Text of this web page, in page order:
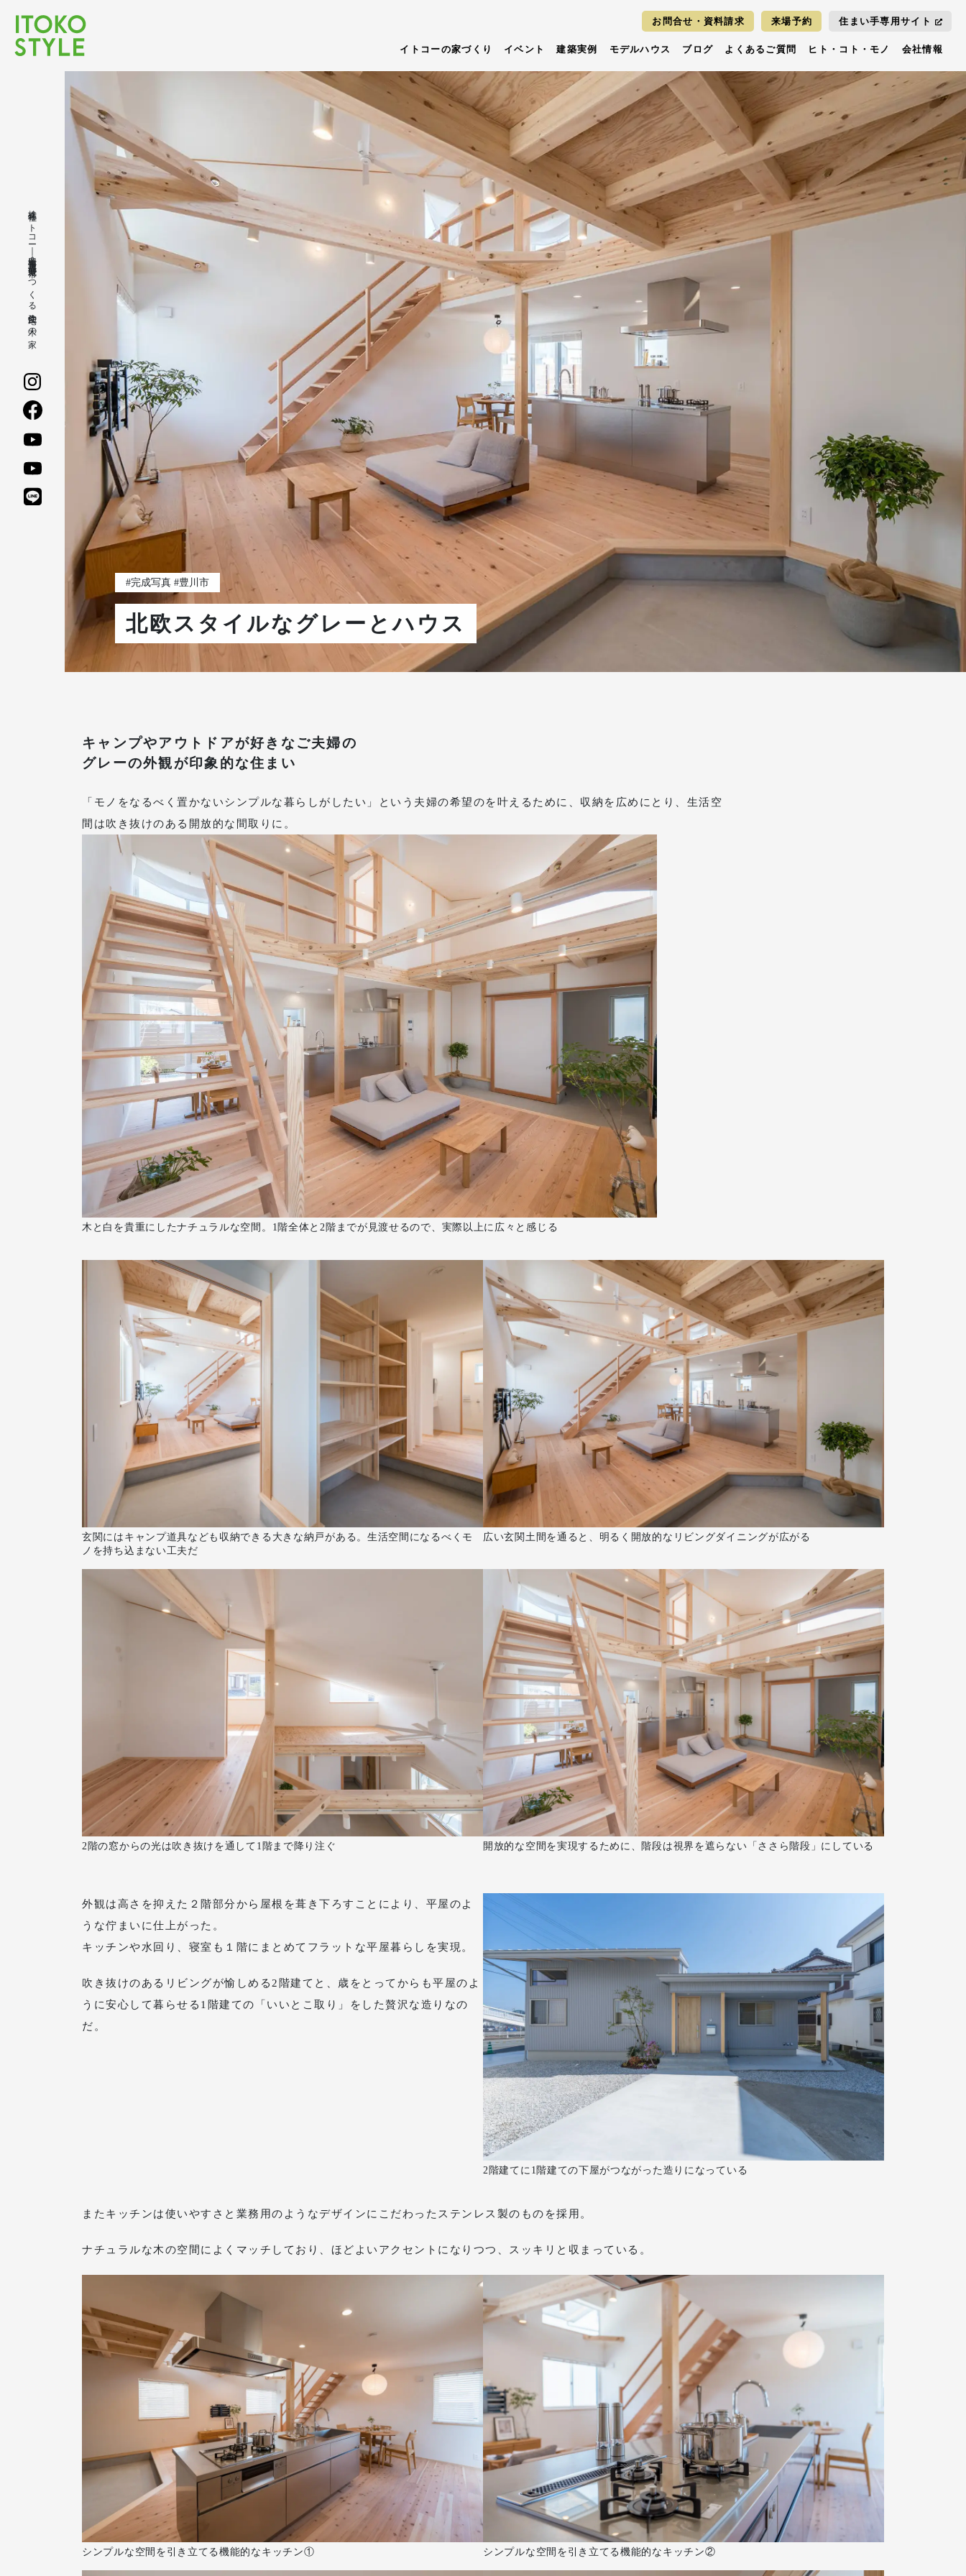
お問合せ・資料請求 来場予約 住まい手専用サイト
イトコーの家づくり イベント 建築実例 モデルハウス ブログ よくあるご質問 ヒト・コト・モノ 会社情報
株式会社イトコー｜豊橋市・豊川市・蒲郡市・新城市でつくる注文住宅の木の家
#完成写真 #豊川市
北欧スタイルなグレーとハウス
キャンプやアウトドアが好きなご夫婦の
グレーの外観が印象的な住まい
「モノをなるべく置かないシンプルな暮らしがしたい」という夫婦の希望のを叶えるために、収納を広めにとり、生活空
間は吹き抜けのある開放的な間取りに。
木と白を貴重にしたナチュラルな空間。1階全体と2階までが見渡せるので、実際以上に広々と感じる
玄関にはキャンプ道具なども収納できる大きな納戸がある。生活空間になるべくモ
ノを持ち込まない工夫だ
広い玄関土間を通ると、明るく開放的なリビングダイニングが広がる
2階の窓からの光は吹き抜けを通して1階まで降り注ぐ 開放的な空間を実現するために、階段は視界を遮らない「ささら階段」にしている
外観は高さを抑えた２階部分から屋根を葺き下ろすことにより、平屋のよ
うな佇まいに仕上がった。
キッチンや水回り、寝室も１階にまとめてフラットな平屋暮らしを実現。
吹き抜けのあるリビングが愉しめる2階建てと、歳をとってからも平屋のよ
うに安心して暮らせる1階建ての「いいとこ取り」をした贅沢な造りなの
だ。
2階建てに1階建ての下屋がつながった造りになっている
またキッチンは使いやすさと業務用のようなデザインにこだわったステンレス製のものを採用。
ナチュラルな木の空間によくマッチしており、ほどよいアクセントになりつつ、スッキリと収まっている。
シンプルな空間を引き立てる機能的なキッチン① シンプルな空間を引き立てる機能的なキッチン②